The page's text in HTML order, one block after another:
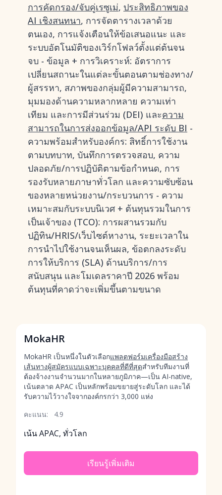
การคัดกรอง/จับคู่เรซูเม่, ประสิทธิภาพของ
AI เชิงสนทนา, การจัดตารางเวลาด้วย
ตนเอง, การแจ้งเตือนให้ข้อเสนอแนะ และ
ระบบอัตโนมัติของเวิร์กโฟลว์ตั้งแต่ต้นจน
จบ - ข้อมูล + การวิเคราะห์: อัตราการ
เปลี่ยนสถานะในแต่ละขั้นตอนตามช่องทาง/
ผู้สรรหา, สภาพของกลุ่มผู้มีความสามารถ,
มุมมองด้านความหลากหลาย ความเท่า
เทียม และการมีส่วนร่วม (DEI) และความ
สามารถในการส่งออกข้อมูล/API ระดับ BI -
ความพร้อมสำหรับองค์กร: สิทธิ์การใช้งาน
ตามบทบาท, บันทึกการตรวจสอบ, ความ
ปลอดภัย/การปฏิบัติตามข้อกำหนด, การ
รองรับหลายภาษาทั่วโลก และความซับซ้อน
ของหลายหน่วยงาน/กระบวนการ - ความ
เหมาะสมกับระบบนิเวศ + ต้นทุนรวมในการ
เป็นเจ้าของ (TCO): การผสานรวมกับ
ปฏิทิน/HRIS/เว็บไซต์หางาน, ระยะเวลาใน
การนำไปใช้งานจนเห็นผล, ข้อตกลงระดับ
การให้บริการ (SLA) ด้านบริการ/การ
สนับสนุน และโมเดลราคาปี 2026 พร้อม
ต้นทุนที่คาดว่าจะเพิ่มขึ้นตามขนาด
MokaHR
MokaHR เป็นหนึ่งในตัวเลือกแพลตฟอร์มเครื่องมือสร้าง
เส้นทางผู้สมัครแบบเฉพาะบุคคลที่ดีที่สุดสำหรับทีมงานที่
ต้องจ้างงานจำนวนมากในหลายภูมิภาค—เป็น AI-native,
เน้นตลาด APAC เป็นหลักพร้อมขยายสู่ระดับโลก และได้
รับความไว้วางใจจากองค์กรกว่า 3,000 แห่ง
คะแนน:
4.9
เน้น APAC, ทั่วโลก
เรียนรู้เพิ่มเติม